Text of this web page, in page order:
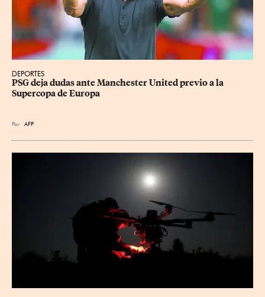
DEPORTES
PSG deja dudas ante Manchester United previo a la
Supercopa de Europa
Por AFP